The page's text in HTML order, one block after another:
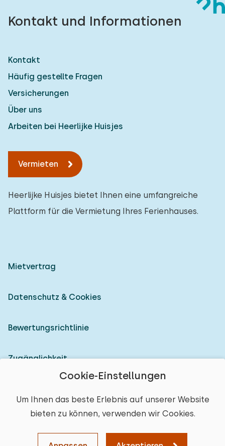
Cookie-Einstellungen
Um Ihnen das beste Erlebnis auf unserer Website
bieten zu können, verwenden wir Cookies.
Kontakt und Informationen
Kontakt
Häufig gestellte Fragen
Versicherungen
Über uns
Arbeiten bei Heerlijke Huisjes
Vermieten
Heerlijke Huisjes bietet Ihnen eine umfangreiche
Plattform für die Vermietung Ihres Ferienhauses.
Mietvertrag
Datenschutz & Cookies
Bewertungsrichtlinie
Zugänglichkeit
© 2026 Heerlijke Huisjes (eingetragene Marke)